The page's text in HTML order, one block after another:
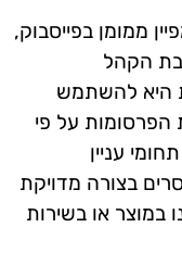
ממומן בפייסבוק,
הקהל
היא להשתמש
על פי
עניין
בצורה מדויקת
במוצר או בשירות